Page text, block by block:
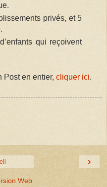
privés, et 5
qui reçoivent
Post en entier, cliquer ici.
›
Web